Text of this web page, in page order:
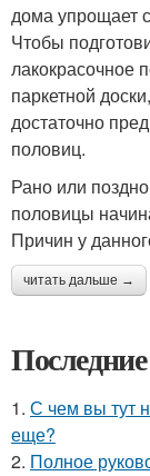
дома упрощает
Чтобы
лакокрасочное
паркетной
достаточно
половиц.
Рано или
половицы
Причин у
читать дальше →
1. С чем вы тут
еще?
2. Полное